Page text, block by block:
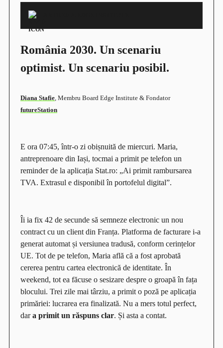
România 2030. Un scenariu
optimist. Un scenariu posibil.
Diana Stafie, Membru Board Edge Institute & Fondator
futureStation
E ora 07:45, într-o zi obișnuită de miercuri. Maria,
antreprenoare din Iași, tocmai a primit pe telefon un
reminder de la aplicația Stat.ro: „Ai primit rambursarea
TVA. Extrasul e disponibil în portofelul digital”.
Îi ia fix 42 de secunde să semneze electronic un nou
contract cu un client din Franța. Platforma de facturare i-a
generat automat și versiunea tradusă, conform cerințelor
UE. Tot de pe telefon, Maria află că a fost aprobată
cererea pentru cartea electronică de identitate. În
weekend, tot ea făcuse o sesizare despre o groapă în fața
blocului. Trei zile mai târziu, a primit o poză pe aplicația
primăriei: lucrarea era finalizată. Nu a mers totul perfect,
dara primit un răspuns clar. Și asta a contat.